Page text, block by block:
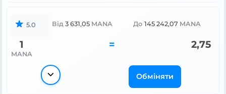
5.0 Від 3 631,05 MANA До 145 242,07 MANA
1
MANA
= 2,75
Обміняти